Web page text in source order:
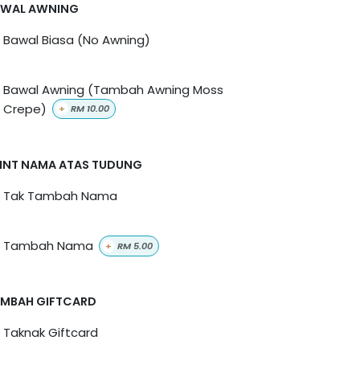
AWNING
Bawal Biasa (No Awning)
Bawal Awning (Tambah Awning Moss
Crepe)
+ RM 10.00
NAMA ATAS TUDUNG
Tak Tambah Nama
Tambah Nama + RM5.00
GIFTCARD
Taknak Giftcard